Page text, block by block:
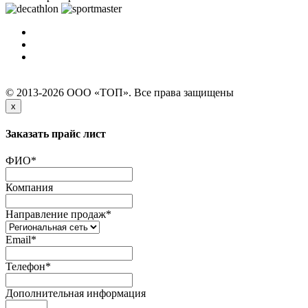
© 2013-2026 ООО «ТОП». Все права защищены
x
Заказать прайс лист
ФИО*
Компания
Направление продаж*
Email*
Телефон*
Дополнительная информация